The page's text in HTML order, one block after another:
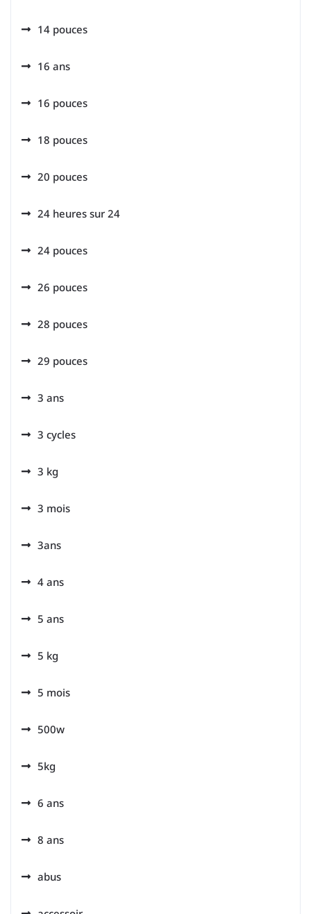
14 pouces
16 ans
16 pouces
18 pouces
20 pouces
24 heures sur 24
24 pouces
26 pouces
28 pouces
29 pouces
3 ans
3 cycles
3 kg
3 mois
3ans
4 ans
5 ans
5 kg
5 mois
500w
5kg
6 ans
8 ans
abus